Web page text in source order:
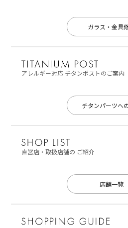
ガラス・金具
アレルギー対応チタンポストのご案内
チタンパーツへ
直営店・取扱店舗の ご紹介
店舗一覧